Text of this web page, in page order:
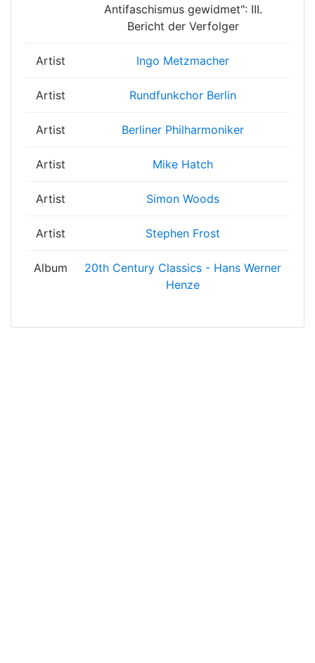
Antifaschismus gewidmet": III.
Bericht der Verfolger
Artist Ingo Metzmacher
Artist Rundfunkchor Berlin
Artist Berliner Philharmoniker
Artist Mike Hatch
Artist Simon Woods
Artist Stephen Frost
Album
20th Century Classics - Hans Werner
Henze